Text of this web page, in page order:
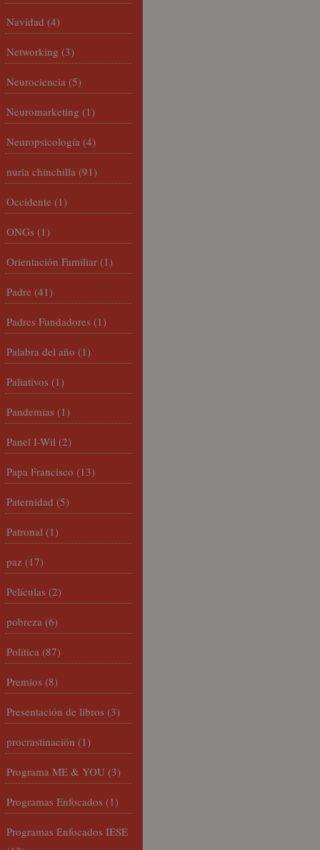
Navidad (4)
Networking (3)
Neurociencia (5)
Neuromarketing (1)
Neuropsicología (4)
nuria chinchilla (91)
Occidente (1)
ONGs (1)
Orientación Familiar (1)
Padre (41)
Padres Fundadores (1)
Palabra del año (1)
Paliativos (1)
Pandemias (1)
Panel I-Wil (2)
Papa Francisco (13)
Paternidad (5)
Patronal (1)
paz (17)
Películas (2)
pobreza (6)
Política (87)
Premios (8)
Presentación de libros (3)
procrastinación (1)
Programa ME & YOU (3)
Programas Enfocados (1)
Programas Enfocados IESE